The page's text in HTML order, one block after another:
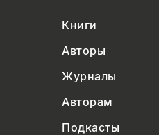
Книги
Авторы
Журналы
Авторам
Подкасты